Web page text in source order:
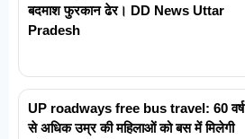
बदमाश फुरकान ढेर। DD News Uttar
Pradesh
UP roadways free bus travel: 60 वर्ष
से अधिक उम्र की महिलाओं को बस में मिलेगी